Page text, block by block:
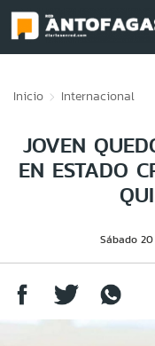
Inicio Internacional
JOVEN
EN ESTADO
Sábado